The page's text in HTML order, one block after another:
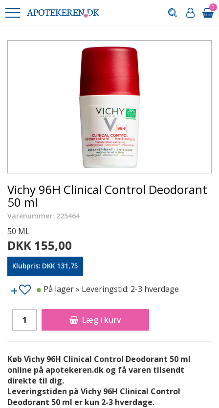
0
Vichy 96H Clinical Control Deodorant
50 ml
Varenummer: 225464
50 ML
DKK 155,00
Klubpris: DKK 131,75
Læg i kurv
På lager» Leveringstid: 2-3 hverdage
Køb Vichy 96H Clinical Control Deodorant 50 ml
online på apotekeren.dk og få varen tilsendt
direkte til dig.
Leveringstiden på Vichy 96H Clinical Control
Deodorant 50 ml er kun 2-3 hverdage.